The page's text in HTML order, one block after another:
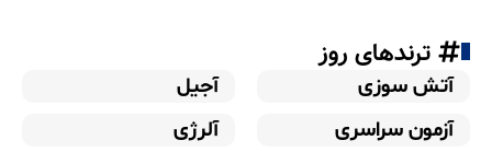
ترندهای روز
آتش سوزی
آجیل
آزمون سراسری
آلرژی